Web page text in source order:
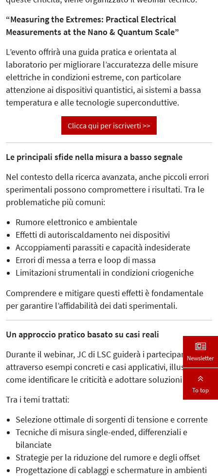
“Measuring the Extremes: Practical Electrical
Measurements at the Nano & Quantum Scale”
L’evento offrirà una guida pratica e orientata al
laboratorio per migliorare l’accuratezza delle misure
elettriche in condizioni estreme, con particolare
attenzione ai dispositivi quantistici, ai sistemi a bassa
temperatura e alle tecnologie superconduttive.
Clicca qui per iscriverti >>
Le principali sfide nella misura a basso segnale
Nel contesto della ricerca avanzata, anche piccoli errori
sperimentali possono compromettere i risultati. Tra le
problematiche più comuni:
Rumore elettronico e ambientale
Effetti di autoriscaldamento nei dispositivi
Accoppiamenti parassiti e capacità indesiderate
Errori di messa a terra e loop di massa
Limitazioni strumentali in condizioni criogeniche
Comprendere e mitigare questi effetti è fondamentale
per garantire l’affidabilità dei dati sperimentali.
Un approccio pratico basato su casi reali
Durante il webinar, JC di LSC guiderà i partecipanti
attraverso esempi concreti e casi applicativi, illustrando
come identificare le criticità e adottare soluzioni efficaci.
Tra i temi trattati:
Selezione ottimale di sorgenti di tensione e corrente
Tecniche di misura single-ended, differenziali e
bilanciate
Strategie per la riduzione del rumore e degli offset
Progettazione di cablaggi e schermature in ambienti
Newsletter
To top